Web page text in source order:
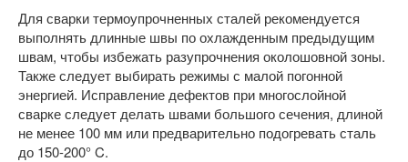
Для сварки термоупрочненных сталей рекомендуется
выполнять длинные швы по охлажденным предыдущим
швам, чтобы избежать разупрочнения околошовной зоны.
Также следует выбирать режимы с малой погонной
энергией. Исправление дефектов при многослойной
сварке следует делать швами большого сечения, длиной
не менее 100 мм или предварительно подогревать сталь
до 150-200° C.